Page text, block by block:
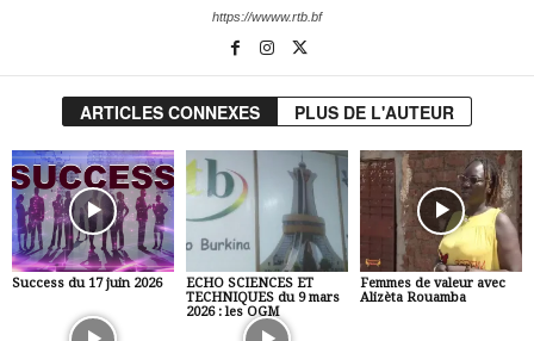
https://wwww.rtb.bf
ARTICLES CONNEXES PLUS DE L'AUTEUR
Success du 17 juin 2026
ECHO SCIENCES ET
TECHNIQUES du 9 mars
2026 : les OGM
Femmes de valeur avec
Alizèta Rouamba